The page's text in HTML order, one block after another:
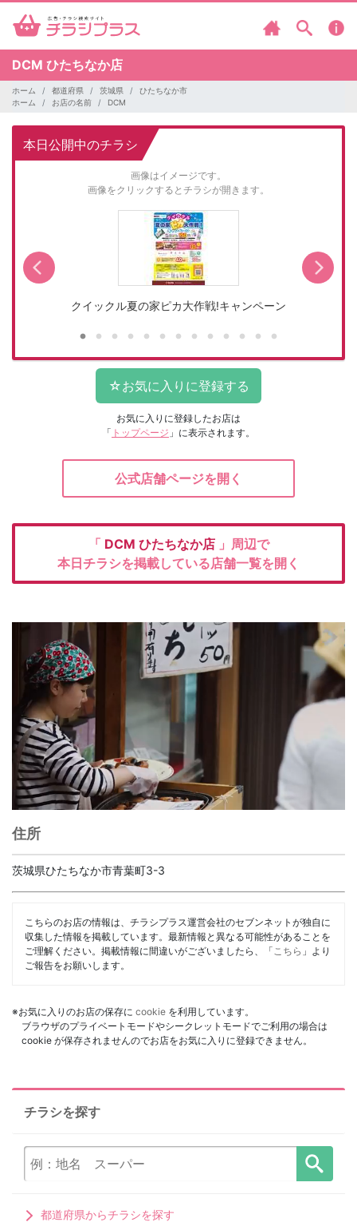
DCM ひたちなか店
ホーム 都道府県 茨城県
ひたちなか市
ホーム
お店の名前 DCM
本日公開中のチラシ
画像はイメージです。
画像をクリックするとチラシが開きます。
クイックル夏の家ピカ大作戦!キャンペーン
お気に入りに登録したお店は
「 トップページ 」に表示されます。
公式店舗ページを開く
「 DCM ひたちなか店 」周辺で
本日チラシを掲載している店舗一覧を開く
住所
茨城県ひたちなか市青葉町3-3
こちらのお店の情報は、チラシプラス運営会社のセブンネットが独自に
収集した情報を掲載しています。最新情報と異なる可能性があることを
ご理解ください。掲載情報に間違いがございましたら、「 こちら 」より
ご報告をお願いします。
※お気に入りのお店の保存に cookie を利用しています。
ブラウザのプライベートモードやシークレットモードでご利用の場合は
cookie が保存されませんのでお店をお気に入りに登録できません。
チラシを探す
都道府県からチラシを探す